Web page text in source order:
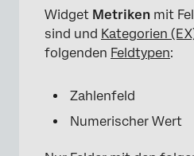
Widget Metriken mit
sind und Kategorien
folgenden Feldtypen:
Zahlenfeld
Numerischer Wert